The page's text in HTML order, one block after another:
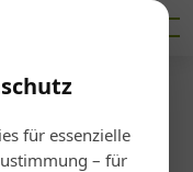
für essenzielle
– für